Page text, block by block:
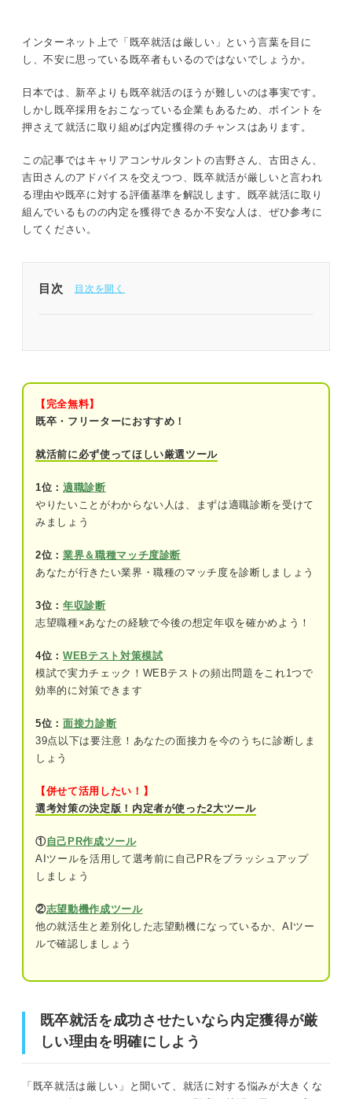
理由を明確にしよう
新卒より不利？ 既卒就活が厳しいと言われる4
データで確認！ 2023年度の既卒就活の内定率
当てはまったら厳しいかも！ 既卒就活で内定
獲得が難しい人の4つの特徴
※AIの特性上、間違いが含まれている場合があります。記事本文
と併せてご確認ください。
インターネット上で「既卒就活は厳しい」という言葉を目に
し、不安に思っている既卒者もいるのではないでしょうか。
日本では、新卒よりも既卒就活のほうが難しいのは事実です。
しかし既卒採用をおこなっている企業もあるため、ポイントを
押さえて就活に取り組めば内定獲得のチャンスはあります。
この記事ではキャリアコンサルタントの吉野さん、古田さん、
吉田さんのアドバイスを交えつつ、既卒就活が厳しいと言われ
る理由や既卒に対する評価基準を解説します。既卒就活に取り
組んでいるものの内定を獲得できるか不安な人は、ぜひ参考に
してください。
目次
新卒より不利？ 既卒就活が厳しいと言われる4つの
理由
①日本の就活市場では新卒採用を優先する
③実務で活かせるスキルや経験が少ないた
④大学のキャリアセンターを利用しにくく
就活の相談相手が少ないため
データで確認！ 2023年度の既卒就活の内定率
が難しい人の4つの特徴
関連Q&A
大手に絞ってエントリーしている
②誰にも相談せずに1人で対策をしている
ている
握できていない
験者が解説
何を見られている？ 既卒に対する4つの評価基準
③既卒期間中に得た学び
できることから実践しよう！ 厳しい既卒就活を突
【完全無料】
既卒・フリーターにおすすめ！
就活前に必ず使ってほしい厳選ツール
1位： 適職診断
やりたいことがわからない人は、まずは適職診断を受けて
みましょう
2位： 業界＆職種マッチ度診断
あなたが行きたい業界・職種のマッチ度を診断しましょう
3位： 年収診断
志望職種×あなたの経験で今後の想定年収を確かめよう！
4位： WEBテスト対策模試
模試で実力チェック！WEBテストの頻出問題をこれ1つで
効率的に対策できます
5位： 面接力診断
39点以下は要注意！あなたの面接力を今のうちに診断しま
しょう
【併せて活用したい！】
選考対策の決定版！内定者が使った2大ツール
①自己PR作成ツール
AIツールを活用して選考前に自己PRをブラッシュアップ
しましょう
②志望動機作成ツール
他の就活生と差別化した志望動機になっているか、AIツー
ルで確認しましょう
既卒就活を成功させたいなら内定獲得が厳
しい理由を明確にしよう
「既卒就活は厳しい」と聞いて、就活に対する悩みが大きくな
既卒就活を成功させたいなら内定獲得が厳しい理由を明確
新卒より不利？ 既卒就活が厳しいと言われる4つの理由